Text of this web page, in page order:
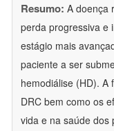
Resumo: A doença
perda progressiva e
estágio mais
paciente a ser
hemodiálise (HD). A
DRC bem como os
vida e na saúde dos